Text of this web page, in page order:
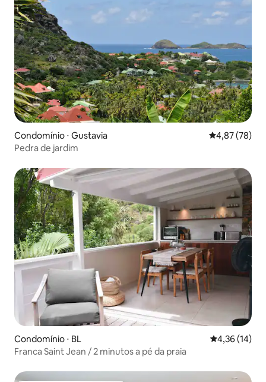
Condomínio ⋅ Gustavia 4,87 de uma
4,87 (78)
Pedra de jardim
Condomínio ⋅ BL 4,36 de uma
4,36 (14)
Franca Saint Jean / 2 minutos a pé da praia